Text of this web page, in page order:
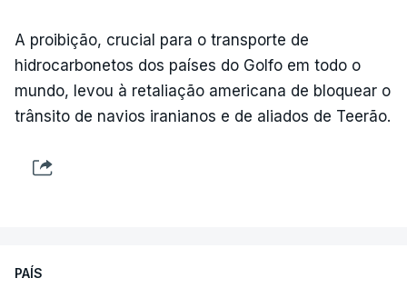
A proibição, crucial para o transporte de
hidrocarbonetos dos países do Golfo em todo o
mundo, levou à retaliação americana de bloquear o
trânsito de navios iranianos e de aliados de Teerão.
PAÍS